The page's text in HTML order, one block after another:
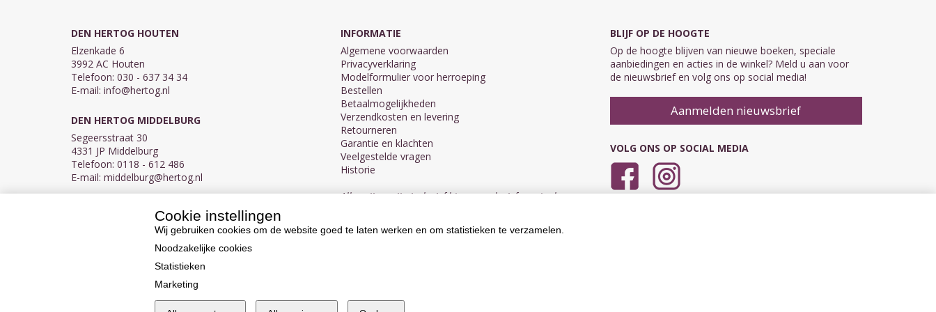
DEN HERTOG HOUTEN
Elzenkade 6
3992 AC Houten
Telefoon: 030 - 637 34 34
E-mail: info@hertog.nl
DEN HERTOG MIDDELBURG
Segeersstraat 30
4331 JP Middelburg
Telefoon: 0118 - 612 486
E-mail: middelburg@hertog.nl
BTW NL007450242B03
INFORMATIE
Algemene voorwaarden
Privacyverklaring
Modelformulier voor herroeping
Bestellen
Betaalmogelijkheden
Verzendkosten en levering
Retourneren
Garantie en klachten
Veelgestelde vragen
Historie
Alle prijzen zijn inclusief btw en exclusief eventuele
BLIJF OP DE HOOGTE
Op de hoogte blijven van nieuwe boeken, speciale
aanbiedingen en acties in de winkel? Meld u aan voor
de nieuwsbrief en volg ons op social media!
Aanmelden nieuwsbrief
VOLG ONS OP SOCIAL MEDIA
Cookie instellingen
Wij gebruiken cookies om de website goed te laten werken en om statistieken te verzamelen.
Noodzakelijke cookies
Statistieken
Marketing